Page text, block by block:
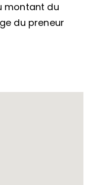
montant du
du preneur